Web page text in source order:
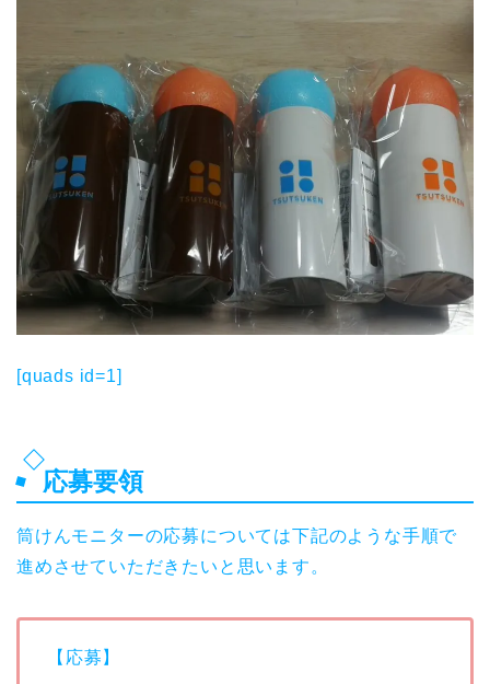
[quads id=1]
応募要領
筒けんモニターの応募については下記のような手順で
進めさせていただきたいと思います。
【応募】